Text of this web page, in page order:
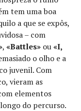
tem uma boa
a que se expôs,
– com
,«Battles» ou«I,
o olho e a
juvenil. Com
vieram as
elementos
do percurso.